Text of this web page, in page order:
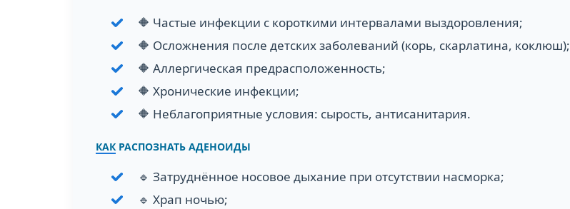
🔶 Частые инфекции с короткими интервалами выздоровления;
🔶 Осложнения после детских заболеваний (корь, скарлатина, коклюш);
🔶 Аллергическая предрасположенность;
🔶 Хронические инфекции;
🔶 Неблагоприятные условия: сырость, антисанитария.
КАК РАСПОЗНАТЬ АДЕНОИДЫ
🔹 Затруднённое носовое дыхание при отсутствии насморка;
🔹 Храп ночью;